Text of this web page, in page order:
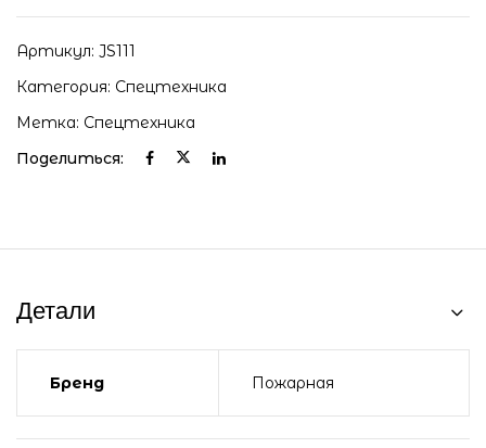
Артикул: JS111
Категория: Спецтехника
Метка: Спецтехника
Поделиться:
Детали
Бренд Пожарная